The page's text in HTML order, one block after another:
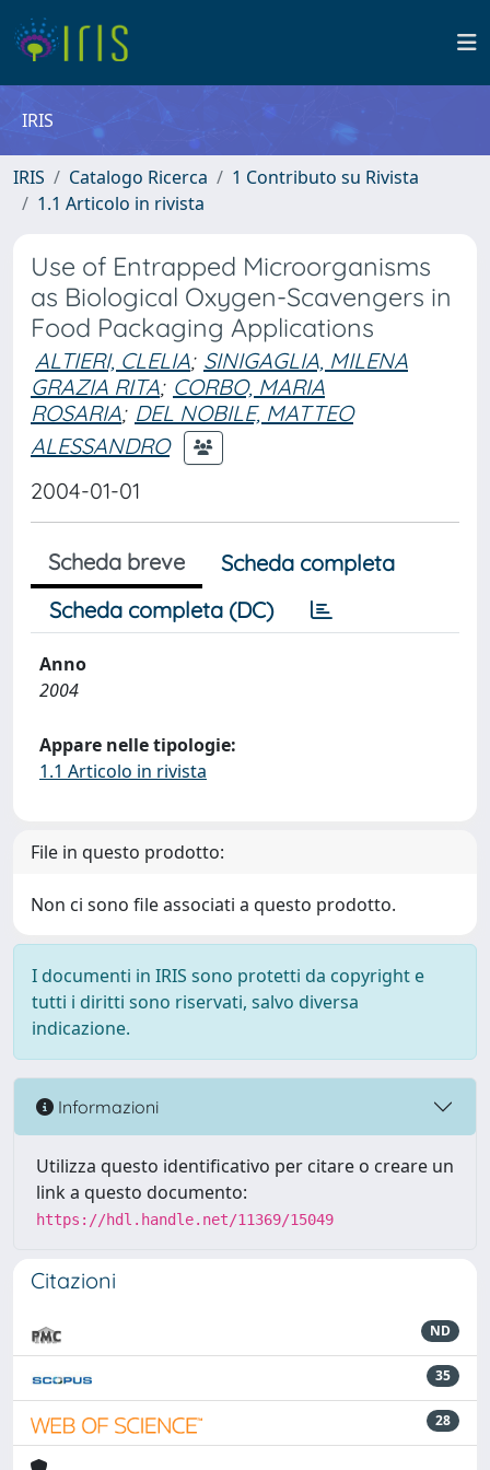
IRIS
IRIS Catalogo Ricerca
1 Contributo su Rivista
1.1 Articolo in rivista
Use of Entrapped Microorganisms
as Biological Oxygen-Scavengers in
Food Packaging Applications
ALTIERI, CLELIA; SINIGAGLIA, MILENA
GRAZIA RITA; CORBO, MARIA
ROSARIA; DEL NOBILE, MATTEO
ALESSANDRO
2004-01-01
Scheda breve
Scheda completa
Scheda completa (DC)
Anno
2004
Appare nelle tipologie:
1.1 Articolo in rivista
File in questo prodotto:
Non ci sono file associati a questo prodotto.
I documenti in IRIS sono protetti da copyright e
tutti i diritti sono riservati, salvo diversa
indicazione.
Informazioni
Utilizza questo identificativo per citare o creare un
link a questo documento:
https://hdl.handle.net/11369/15049
Citazioni
ND
35
28